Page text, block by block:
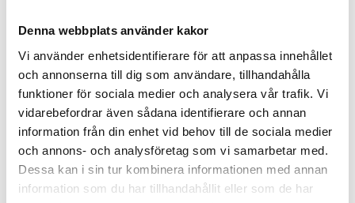
Denna webbplats använder kakor
Vi använder enhetsidentifierare för att anpassa innehållet
och annonserna till dig som användare, tillhandahålla
funktioner för sociala medier och analysera vår trafik. Vi
vidarebefordrar även sådana identifierare och annan
information från din enhet vid behov till de sociala medier
och annons- och analysföretag som vi samarbetar med.
Dessa kan i sin tur kombinera informationen med annan
information som du har tillhandahållit eller som de har
Biljett: Löses på plats (gratis)
Läs mer hos Möja Bio.